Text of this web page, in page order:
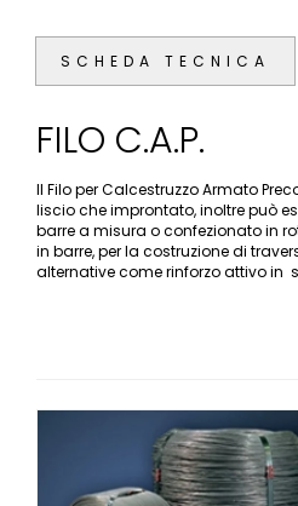
SCHEDA TECNICA
FILO C.A.P.
Il Filo per Calcestruzzo Armato
liscio che improntato, inoltre può
barre a misura o confezionato in
in barre, per la costruzione di
alternative come rinforzo attivo in